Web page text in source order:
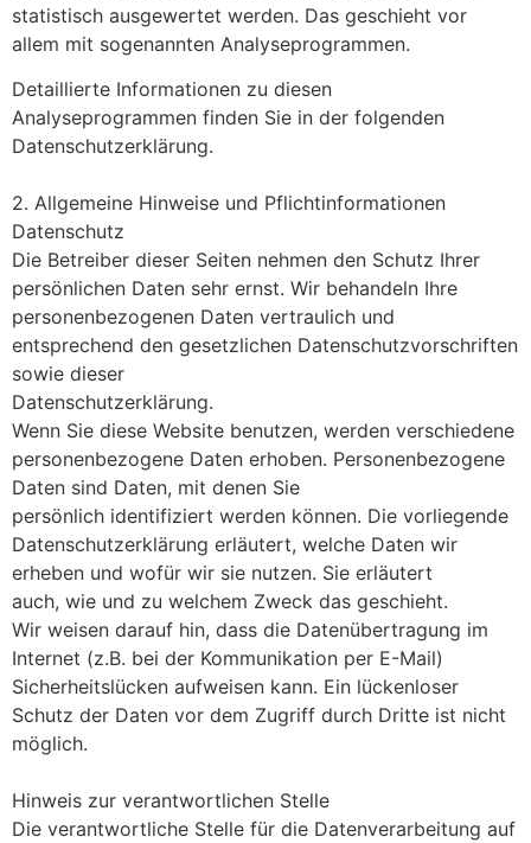
statistisch ausgewertet werden. Das geschieht vor
allem mit sogenannten Analyseprogrammen.
Detaillierte Informationen zu diesen
Analyseprogrammen finden Sie in der folgenden
Datenschutzerklärung.
2. Allgemeine Hinweise und Pflichtinformationen
Datenschutz
Die Betreiber dieser Seiten nehmen den Schutz Ihrer
persönlichen Daten sehr ernst. Wir behandeln Ihre
personenbezogenen Daten vertraulich und
entsprechend den gesetzlichen Datenschutzvorschriften
sowie dieser
Datenschutzerklärung.
Wenn Sie diese Website benutzen, werden verschiedene
personenbezogene Daten erhoben. Personenbezogene
Daten sind Daten, mit denen Sie
persönlich identifiziert werden können. Die vorliegende
Datenschutzerklärung erläutert, welche Daten wir
erheben und wofür wir sie nutzen. Sie erläutert
auch, wie und zu welchem Zweck das geschieht.
Wir weisen darauf hin, dass die Datenübertragung im
Internet (z.B. bei der Kommunikation per E-Mail)
Sicherheitslücken aufweisen kann. Ein lückenloser
Schutz der Daten vor dem Zugriff durch Dritte ist nicht
möglich.
Hinweis zur verantwortlichen Stelle
Die verantwortliche Stelle für die Datenverarbeitung auf